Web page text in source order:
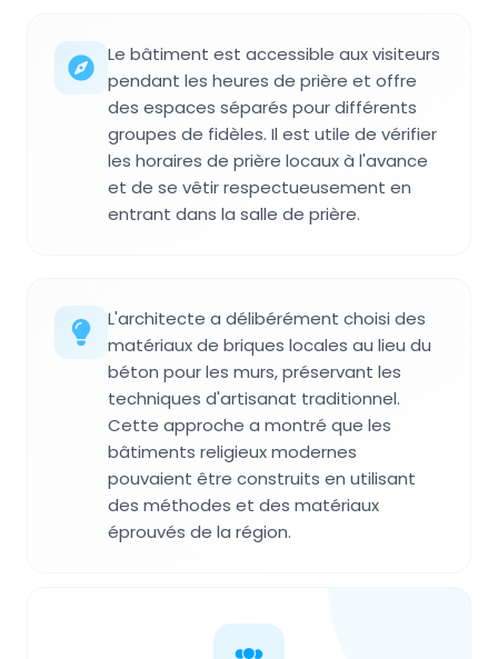
Le bâtiment est accessible aux visiteurs
pendant les heures de prière et offre
des espaces séparés pour différents
groupes de fidèles. Il est utile de vérifier
les horaires de prière locaux à l'avance
et de se vêtir respectueusement en
entrant dans la salle de prière.
L'architecte a délibérément choisi des
matériaux de briques locales au lieu du
béton pour les murs, préservant les
techniques d'artisanat traditionnel.
Cette approche a montré que les
bâtiments religieux modernes
pouvaient être construits en utilisant
des méthodes et des matériaux
éprouvés de la région.